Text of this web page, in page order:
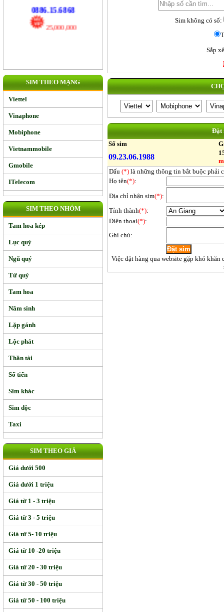
17,000,000
0886.15.6868
SIM THEO MẠNG
Viettel
Vinaphone
Mobiphone
Vietnammobile
Gmobile
ITelecom
SIM THEO NHÓM
Tam hoa kép
Lục quý
Ngũ quý
Tứ quý
Tam hoa
Năm sinh
Lặp gánh
Lộc phát
Thần tài
Số tiến
Sim khác
Sim độc
Taxi
SIM THEO GIÁ
Giá dưới 500
Giá dưới 1 triệu
Giá từ 1 - 3 triệu
Giá từ 3 - 5 triệu
Giá từ 5- 10 triệu
Giá từ 10 -20 triệu
Giá từ 20 - 30 triệu
Giá từ 30 - 50 triệu
Giá từ 50 - 100 triệu
Sim không có số:
Sắp
Đặt
Số sim
09.23.06.1988
Dấu (*) là những thông tin bắt buộc phải
Họ tên(*):
Địa chỉ nhận sim(*):
Tỉnh thành(*):
Điện thoại(*):
Ghi chú:
Việc đặt hàng qua website gặp khó